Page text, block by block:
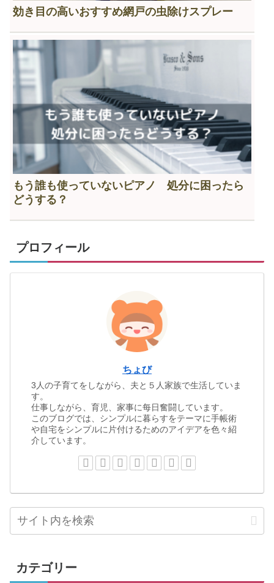
効き目の高いおすすめ網戸の虫除けスプレー
もう誰も使っていないピアノ 処分に困ったら
どうする？
プロフィール
ちょび
3人の子育てをしながら、夫と５人家族で生活していま
す。
仕事しながら、育児、家事に每日奮闘しています。
このブログでは、シンプルに暮らすをテーマに手帳術
や自宅をシンプルに片付けるためのアイデアを色々紹
介しています。
カテゴリー